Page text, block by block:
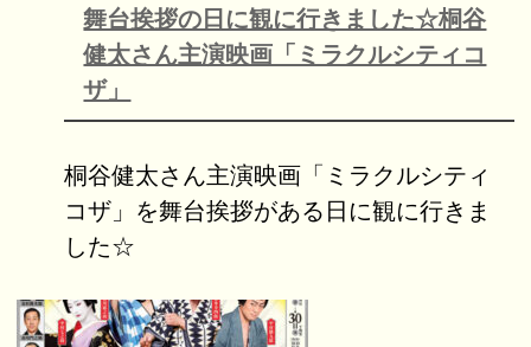
舞台挨拶の日に観に行きました☆桐谷
健太さん主演映画「ミラクルシティコ
ザ」
桐谷健太さん主演映画「ミラクルシティ
コザ」を舞台挨拶がある日に観に行きま
した☆